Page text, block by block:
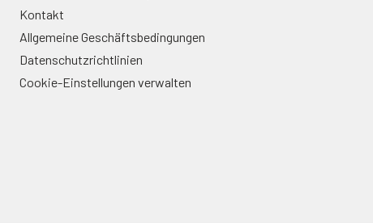
Kontakt
Allgemeine Geschäftsbedingungen
Datenschutzrichtlinien
Cookie-Einstellungen verwalten